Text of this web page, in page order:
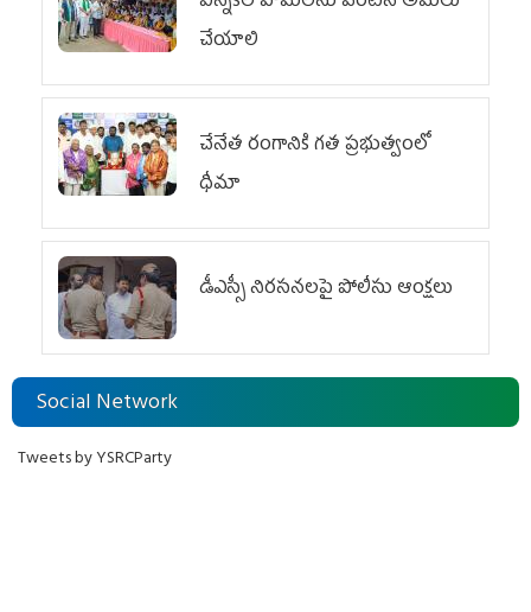
చేయాలి
చేనేత రంగానికి గత ప్రభుత్వంలో
ధీమా
డీఎస్సీ నిరసనలపై పోలీసు ఆంక్షలు
Social Network
Tweets by YSRCParty